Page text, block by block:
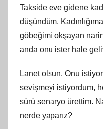
Takside eve gidene
düşündüm.
göbeğimi okşayan
anda onu ister hale
Lanet olsun. Onu
sevişmeyi istiyordum,
sürü senaryo ürettim.
nerde yaparız?